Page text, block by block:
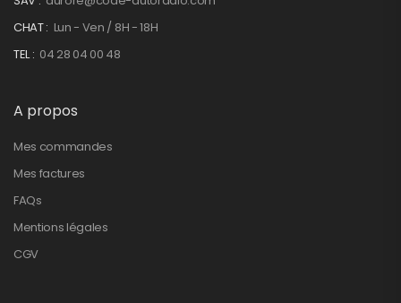
CHAT : Lun - Ven / 8H - 18H
TEL : 04 28 04 00 48
A propos
Mes commandes
Mes factures
FAQs
Mentions légales
CGV